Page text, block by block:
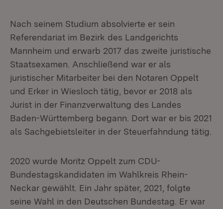
Nach seinem Studium absolvierte er sein
Referendariat im Bezirk des Landgerichts
Mannheim und erwarb 2017 das zweite juristische
Staatsexamen. Anschließend war er als
juristischer Mitarbeiter bei den Notaren Oppelt
und Erker in Wiesloch tätig, bevor er 2018 als
Jurist in der Finanzverwaltung des Landes
Baden-Württemberg begann. Dort war er bis 2021
als Sachgebietsleiter in der Steuerfahndung tätig.
2020 wurde Moritz Oppelt zum CDU-
Bundestagskandidaten im Wahlkreis Rhein-
Neckar gewählt. Ein Jahr später, 2021, folgte
seine Wahl in den Deutschen Bundestag. Er war